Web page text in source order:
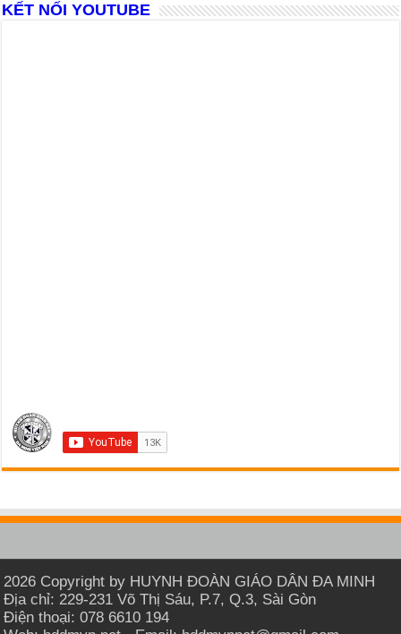
KẾT NỐI YOUTUBE
2026 Copyright by HUYNH ĐOÀN GIÁO DÂN ĐA MINH
Địa chỉ: 229-231 Võ Thị Sáu, P.7, Q.3, Sài Gòn
Điện thoại: 078 6610 194